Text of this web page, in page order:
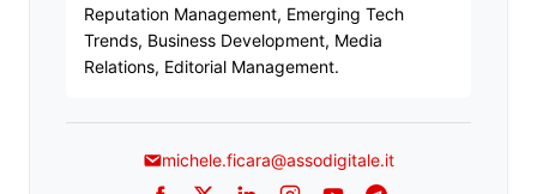
Reputation Management, Emerging Tech
Trends, Business Development, Media
Relations, Editorial Management.
michele.ficara@assodigitale.it